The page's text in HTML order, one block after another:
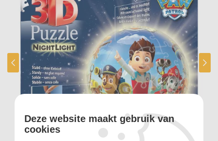
Deze website maakt gebruik van
cookies